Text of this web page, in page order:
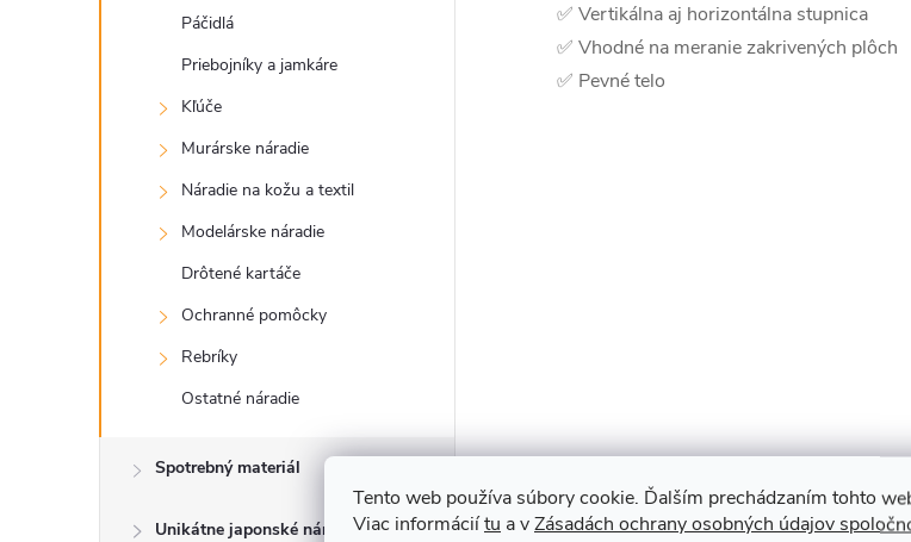
Tento web používa súbory cookie. Ďalším prechádzaním tohto
Viac informáciítu a vZásadách ochrany osobných údajov
Páčidlá
Priebojníky a jamkáre
Kľúče
Murárske náradie
Náradie na kožu a textil
Modelárske náradie
Drôtené kartáče
Ochranné pomôcky
Rebríky
Ostatné náradie
Spotrebný materiál
Unikátne japonské náradie
✅ Vertikálna aj horizontálna stupnica
✅ Vhodné na meranie zakrivených plôch
✅ Pevné telo